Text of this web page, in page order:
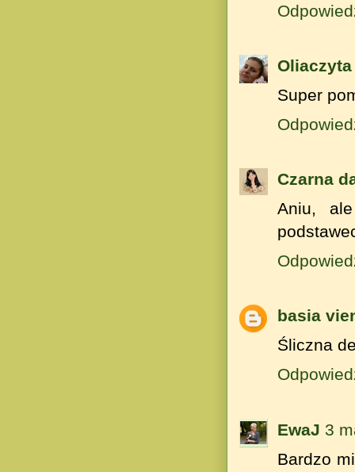
Oliaczyta
Super
Czarna
Aniu,
basia
Śliczna
EwaJ 3
Bardzo